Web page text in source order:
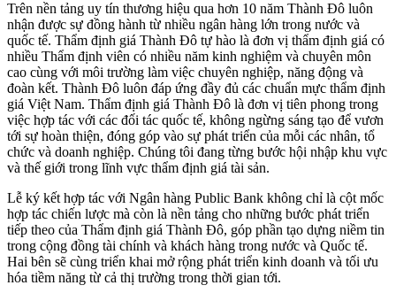
Trên nền tảng uy tín thương hiệu qua hơn 10 năm Thành Đô luôn
nhận được sự đồng hành từ nhiều ngân hàng lớn trong nước và
quốc tế. Thẩm định giá Thành Đô tự hào là đơn vị thẩm định giá có
nhiều Thẩm định viên có nhiều năm kinh nghiệm và chuyên môn
cao cùng với môi trường làm việc chuyên nghiệp, năng động và
đoàn kết. Thành Đô luôn đáp ứng đầy đủ các chuẩn mực thẩm định
giá Việt Nam. Thẩm định giá Thành Đô là đơn vị tiên phong trong
việc hợp tác với các đối tác quốc tế, không ngừng sáng tạo để vươn
tới sự hoàn thiện, đóng góp vào sự phát triển của mỗi các nhân, tổ
chức và doanh nghiệp. Chúng tôi đang từng bước hội nhập khu vực
và thế giới trong lĩnh vực thẩm định giá tài sản.
Lễ ký kết hợp tác với Ngân hàng Public Bank không chỉ là cột mốc
hợp tác chiến lược mà còn là nền tảng cho những bước phát triển
tiếp theo của Thẩm định giá Thành Đô, góp phần tạo dựng niềm tin
trong cộng đồng tài chính và khách hàng trong nước và Quốc tế.
Hai bên sẽ cùng triển khai mở rộng phát triển kinh doanh và tối ưu
hóa tiềm năng từ cả thị trường trong thời gian tới.